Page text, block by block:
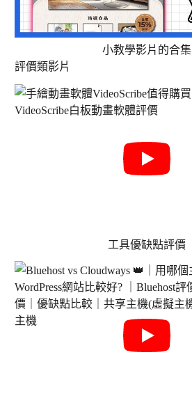
小教學影片的合集
評價類影片
工具優缺點評價